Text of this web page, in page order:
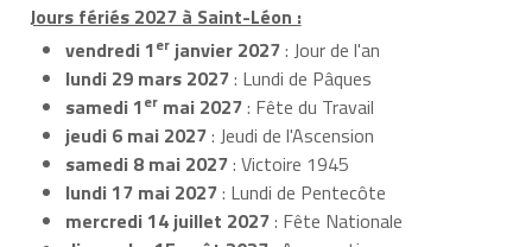
Jours fériés 2027 à Saint-Léon :
vendredi 1er janvier 2027: Jour de l'an
lundi 29 mars 2027: Lundi de Pâques
samedi 1er mai 2027: Fête du Travail
jeudi 6 mai 2027: Jeudi de l'Ascension
samedi 8 mai 2027: Victoire 1945
lundi 17 mai 2027: Lundi de Pentecôte
mercredi 14 juillet 2027: Fête Nationale